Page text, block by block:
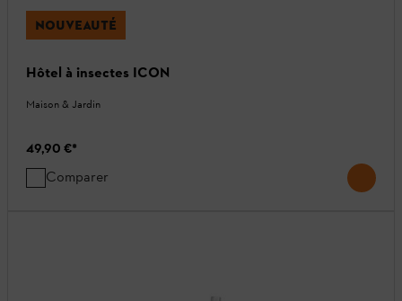
NOUVEAUTÉ
Hôtel à insectes ICON
Maison & Jardin
49,90 €*
Comparer